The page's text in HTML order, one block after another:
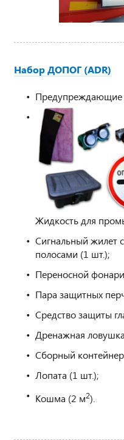
Набор ДОПОГ (ADR)
Предупреждающие
Жидкость для
Сигнальный жилет
полосами (1 шт.);
Переносной
Пара защитных
Средство защиты
Дренажная
Сборный
Лопата (1 шт.);
Кошма (2 м2).